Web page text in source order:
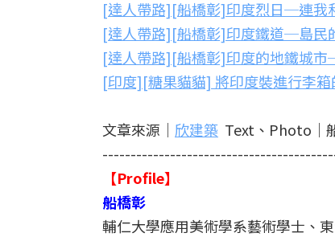
[達人帶路][船橋彰]印度烈日─連我
[達人帶路][船橋彰]印度鐵道─島民
[達人帶路][船橋彰]印度的地鐵城
[印度][糖果貓貓] 將印度裝進行李箱
文章來源│ 欣建築 Text、Photo│
【Profile】
船橋彰
輔仁大學應用美術學系藝術學士、